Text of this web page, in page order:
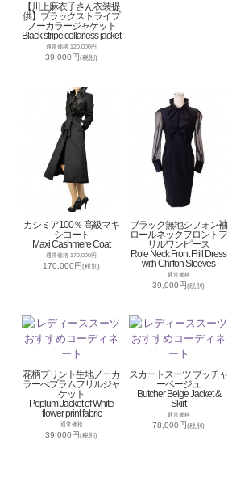
【川上麻衣子さん衣装提
供】ブラックストライプ
ノーカラージャケット
Black stripe collarless jacket
通常価格 120,000円
39,000円(税別)
カシミア100％ 高級マキ
シコート
Maxi Cashmere Coat
通常価格 170,000円
170,000円(税別)
ブラック無地シフォン袖
ロールネックフロントフ
リルワンピース
Role Neck Front Frill Dress
with Chiffon Sleeves
通常価格
39,000円(税別)
花柄プリント生地ノーカ
ラーぺプラムフリルジャ
ケット
Peplum Jacket of White
flower print fabric
通常価格
39,000円(税別)
スカートスーツ ブッチャ
ーベージュ
Butcher Beige Jacket &
Skirt
通常価格
78,000円(税別)